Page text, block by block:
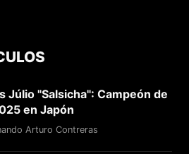
Júlio "Salsicha": Campeón de
en Japón
Arturo Contreras